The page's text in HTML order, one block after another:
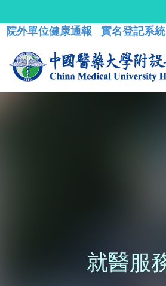
院外單位健康通報 實名登記系統
就醫服